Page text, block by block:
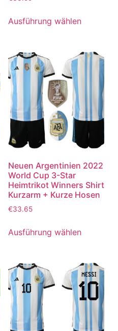
mit
von 5
Ausführung wählen
Neuen Argentinien 2022
World Cup 3-Star
Heimtrikot Winners Shirt
Kurzarm + Kurze Hosen
€33.65
Ausführung wählen